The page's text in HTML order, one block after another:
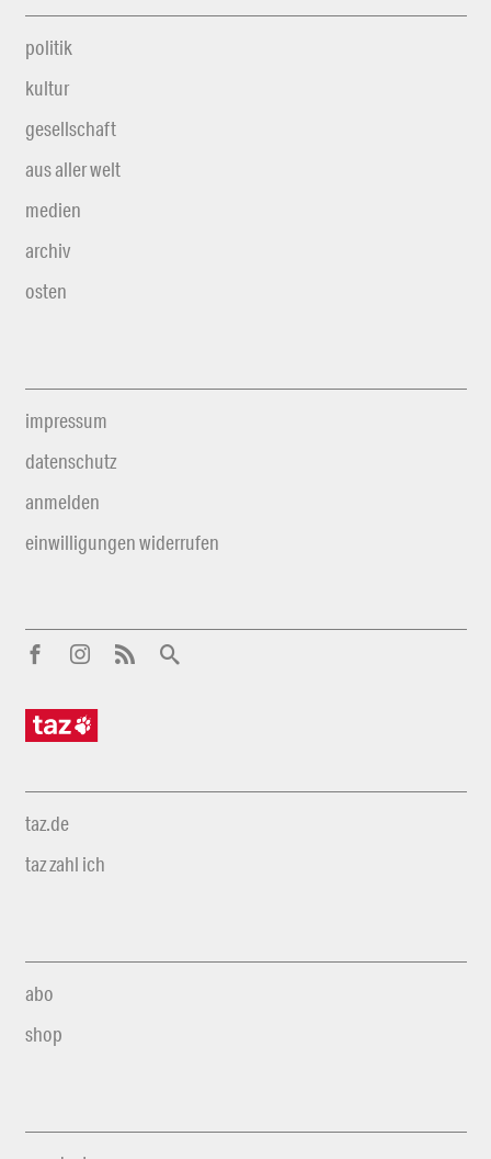
politik
kultur
gesellschaft
aus aller welt
medien
archiv
osten
impressum
datenschutz
anmelden
einwilligungen widerrufen
taz.de
taz zahl ich
abo
shop